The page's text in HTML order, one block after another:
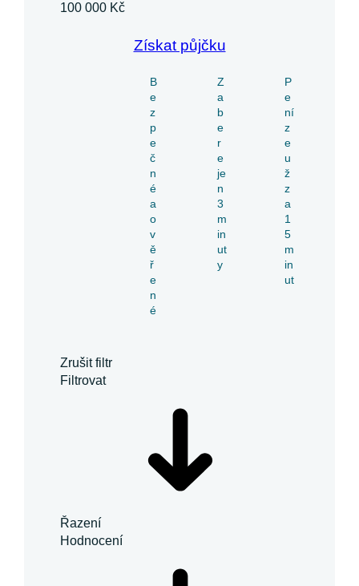
100 000 Kč
Získat půjčku
B
e
z
p
e
č
n
é
a
o
v
ě
ř
e
n
é
Z
a
b
e
r
e
je
n
3
m
in
ut
y
P
e
ní
z
e
u
ž
z
a
1
5
m
in
ut
Zrušit filtr
Filtrovat
Řazení
Hodnocení